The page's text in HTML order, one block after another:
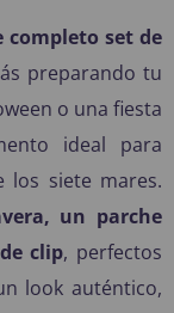
completo set de
preparando tu
o una fiesta
ideal para
siete mares.
un parche
clip, perfectos
look auténtico,